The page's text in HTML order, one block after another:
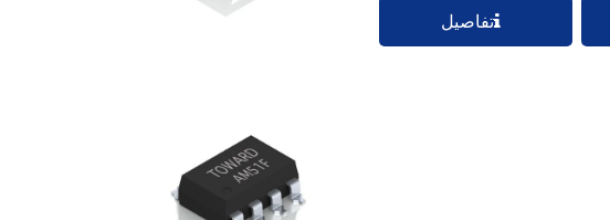
تفاصيل